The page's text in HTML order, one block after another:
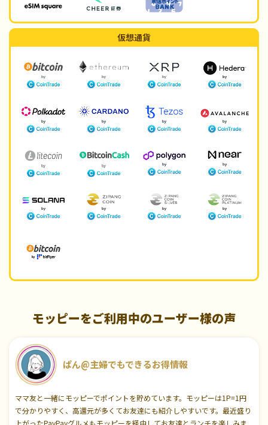
仮想通貨
モッピーをご利用中のユーザー様の声
ぱん@主婦でもできるお得情報
ママ友と一緒にモッピーでポイントを貯めています。モッピーは1P=1円
で分かりやすく、高還元が多くてお友達にも紹介しやすいです。最近盛り